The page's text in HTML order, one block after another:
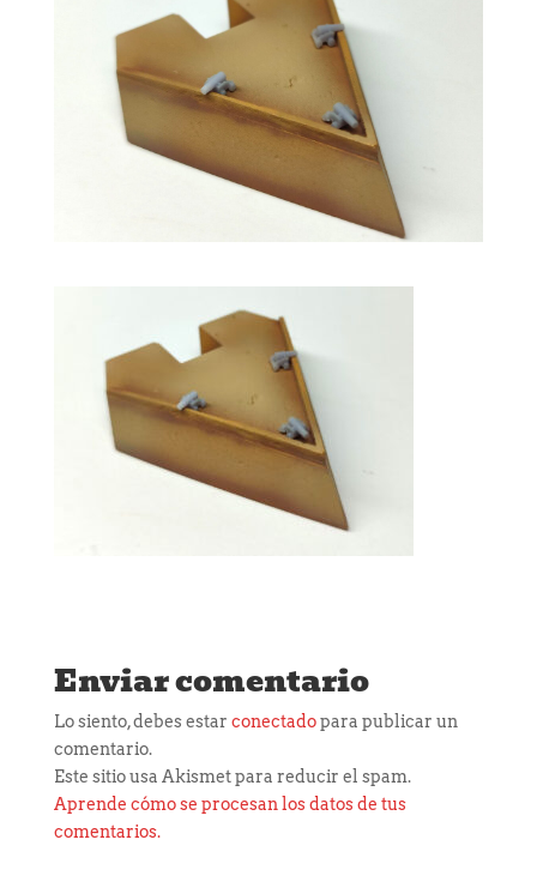
Enviar comentario
Lo siento, debes estar conectadopara publicar un
comentario.
Este sitio usa Akismet para reducir el spam.
Aprende cómo se procesan los datos de tus
comentarios.